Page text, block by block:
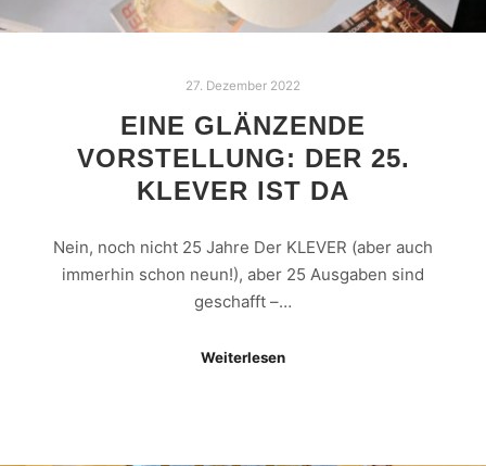
27. Dezember 2022
EINE GLÄNZENDE
VORSTELLUNG: DER 25.
KLEVER IST DA
Nein, noch nicht 25 Jahre Der KLEVER (aber auch
immerhin schon neun!), aber 25 Ausgaben sind
geschafft –…
Weiterlesen